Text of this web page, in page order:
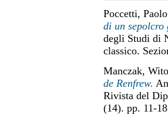
Poccetti, Paolo
di un
degli Studi di
classico.
Manczak,
de Renfrew.
Rivista del
(14). pp. 11-